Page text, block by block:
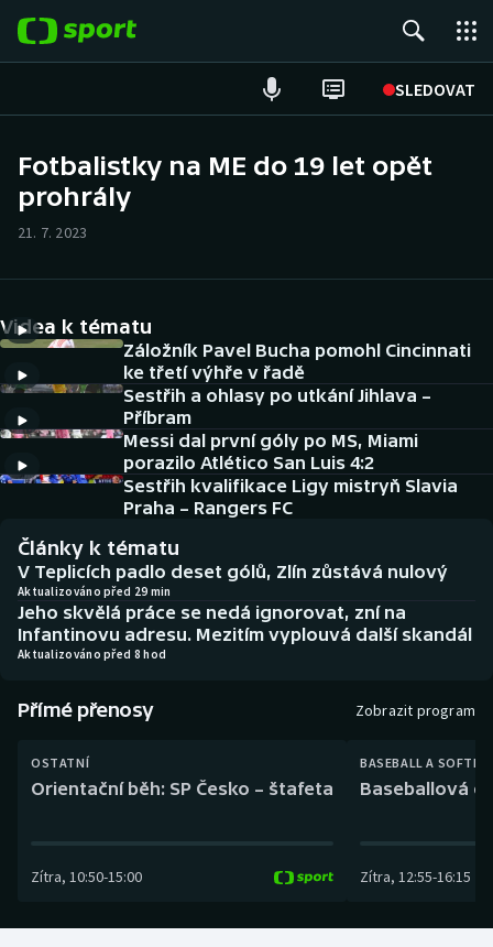
SLEDOVAT
Hokej
Cyklistika
DALŠÍ SPORTY
Americký fotbal
Baseball a softbal
Basketbal
Biatlon
Boby a skeleton
Box
Curling
Florbal
Futsal
NEPŘEHLÉDNĚTE
Historické návraty
Aplikace ČT sport
Fotbalistky na ME do 19 let opět
prohrály
21. 7. 2023
Videa k tématu
Záložník Pavel Bucha pomohl Cincinnati
ke třetí výhře v řadě
Sestřih a ohlasy po utkání Jihlava –
Příbram
Messi dal první góly po MS, Miami
porazilo Atlético San Luis 4:2
Sestřih kvalifikace Ligy mistryň Slavia
Praha – Rangers FC
Články k tématu
V Teplicích padlo deset gólů, Zlín zůstává nulový
Aktualizováno před 29 min
Jeho skvělá práce se nedá ignorovat, zní na
Infantinovu adresu. Mezitím vyplouvá další skandál
Aktualizováno před 8 hod
Přímé přenosy Zobrazit program
OSTATNÍ
Orientační běh: SP Česko – štafeta
Zítra, 10:50-15:00
BASEBALL A
Baseballová
Zítra, 12:55-16:15